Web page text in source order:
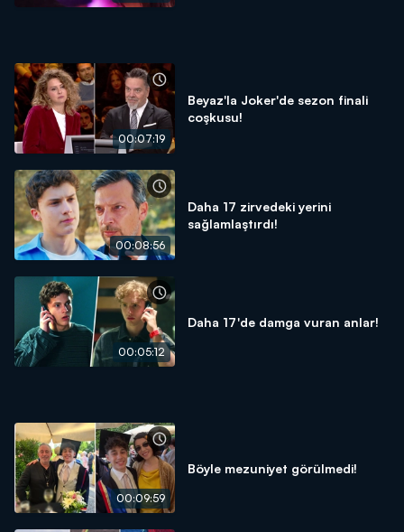
00:07:19
Beyaz'la Joker'de sezon finali
coşkusu!
00:08:56
Daha 17 zirvedeki yerini
sağlamlaştırdı!
00:05:12
Daha 17'de damga vuran anlar!
00:09:59
Böyle mezuniyet görülmedi!